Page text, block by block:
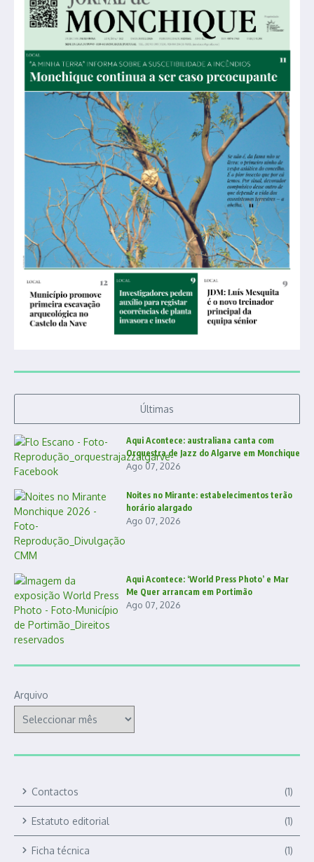
Últimas
Aqui Acontece: australiana canta com
Orquestra de Jazz do Algarve em Monchique
Ago 07, 2026
Noites no Mirante: estabelecimentos terão
horário alargado
Ago 07, 2026
Aqui Acontece: ‘World Press Photo’ e Mar
Me Quer arrancam em Portimão
Ago 07, 2026
Arquivo
Contactos (1)
Estatuto editorial (1)
Ficha técnica (1)